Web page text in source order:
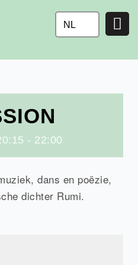
NL
- 22:00
dans en poëzie,
dichter Rumi.